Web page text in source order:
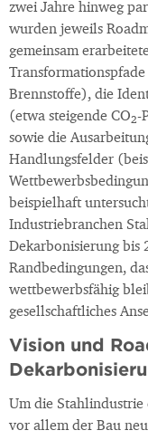
zwei Jahre hinweg
wurden jeweils
gemeinsam
Brennstoffe), die
(etwa steigende CO2-
sowie die
Handlungsfelder
beispielhaft
Industriebranchen
Dekarbonisierung bis
Randbedingungen,
wettbewerbsfähig
gesellschaftliches
Vision und
Um die Stahlindustrie
vor allem der Bau